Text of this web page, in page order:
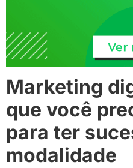
Marketing
que você
para ter
modalidade